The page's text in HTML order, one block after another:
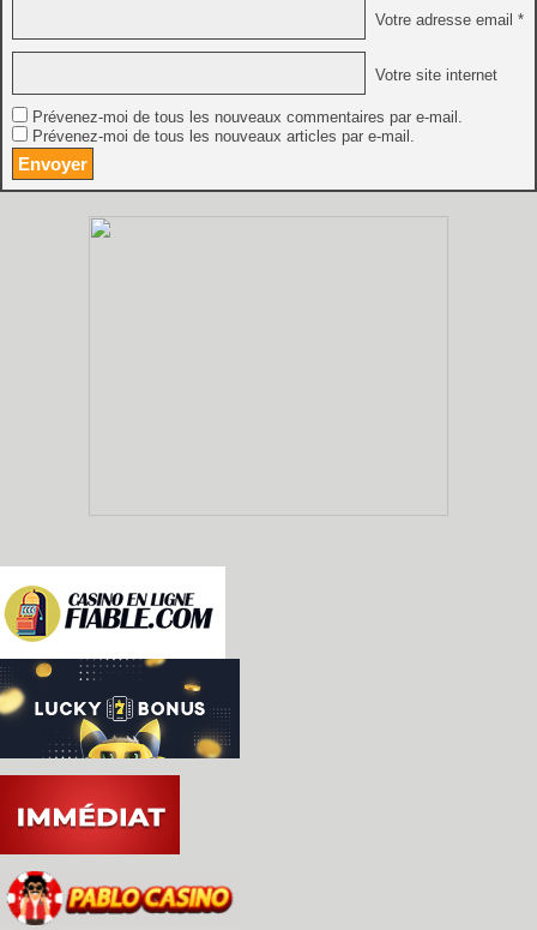
Votre adresse email *
Votre site internet
Prévenez-moi de tous les nouveaux commentaires par e-mail.
Prévenez-moi de tous les nouveaux articles par e-mail.